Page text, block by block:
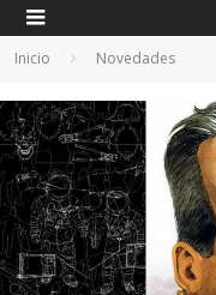
Inicio Novedades